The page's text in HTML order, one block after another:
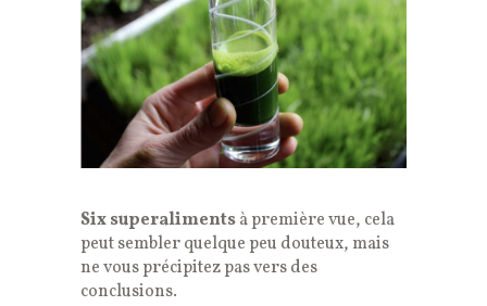
Six superalimentsà première vue, cela
peut sembler quelque peu douteux, mais
ne vous précipitez pas vers des
conclusions.